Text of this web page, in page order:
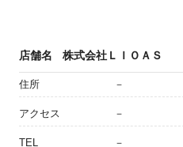
店舗名 株式会社ＬＩＯＡＳ
住所 －
アクセス －
TEL －